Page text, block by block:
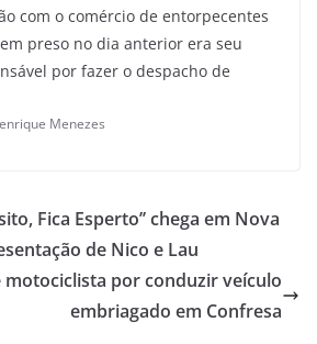
com o comércio de entorpecentes
preso no dia anterior era seu
por fazer o despacho de
Menezes
Fica Esperto’’ chega em Nova
de Nico e Lau
motociclista por conduzir veículo
embriagado em Confresa